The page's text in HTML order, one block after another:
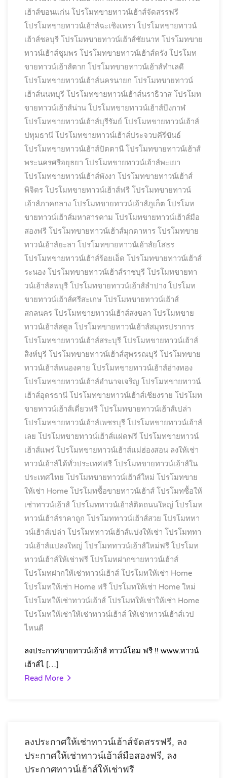
เฮ้าส์ขอนแก่น โปรโมทขายทาวน์เฮ้าส์จัดสรรฟรี
โปรโมทขายทาวน์เฮ้าส์ฉะเชิงเทรา โปรโมทขายทาวน์
เฮ้าส์ชลบุรี โปรโมทขายทาวน์เฮ้าส์ชัยนาท โปรโมทขาย
ทาวน์เฮ้าส์ชุมพร โปรโมทขายทาวน์เฮ้าส์ตรัง โปรโมท
ขายทาวน์เฮ้าส์ตาก โปรโมทขายทาวน์เฮ้าส์ทำเลดี
โปรโมทขายทาวน์เฮ้าส์นครนายก โปรโมทขายทาวน์
เฮ้าส์นนทบุรี โปรโมทขายทาวน์เฮ้าส์นราธิวาส โปรโมท
ขายทาวน์เฮ้าส์น่าน โปรโมทขายทาวน์เฮ้าส์บึงกาฬ
โปรโมทขายทาวน์เฮ้าส์บุรีรัมย์ โปรโมทขายทาวน์เฮ้าส์
ปทุมธานี โปรโมทขายทาวน์เฮ้าส์ประจวบคีรีขันธ์
โปรโมทขายทาวน์เฮ้าส์ปัตตานี โปรโมทขายทาวน์เฮ้าส์
พระนครศรีอยุธยา โปรโมทขายทาวน์เฮ้าส์พะเยา
โปรโมทขายทาวน์เฮ้าส์พังงา โปรโมทขายทาวน์เฮ้าส์
พิจิตร โปรโมทขายทาวน์เฮ้าส์ฟรี โปรโมทขายทาวน์
เฮ้าส์ภาคกลาง โปรโมทขายทาวน์เฮ้าส์ภูเก็ต โปรโมท
ขายทาวน์เฮ้าส์มหาสารคาม โปรโมทขายทาวน์เฮ้าส์มือ
สองฟรี โปรโมทขายทาวน์เฮ้าส์มุกดาหาร โปรโมทขาย
ทาวน์เฮ้าส์ยะลา โปรโมทขายทาวน์เฮ้าส์ยโสธร
โปรโมทขายทาวน์เฮ้าส์ร้อยเอ็ด โปรโมทขายทาวน์เฮ้าส์
ระนอง โปรโมทขายทาวน์เฮ้าส์ราชบุรี โปรโมทขายทา
วน์เฮ้าส์ลพบุรี โปรโมทขายทาวน์เฮ้าส์ลำปาง โปรโมท
ขายทาวน์เฮ้าส์ศรีสะเกษ โปรโมทขายทาวน์เฮ้าส์
สกลนคร โปรโมทขายทาวน์เฮ้าส์สงขลา โปรโมทขาย
ทาวน์เฮ้าส์สตูล โปรโมทขายทาวน์เฮ้าส์สมุทรปราการ
โปรโมทขายทาวน์เฮ้าส์สระบุรี โปรโมทขายทาวน์เฮ้าส์
สิงห์บุรี โปรโมทขายทาวน์เฮ้าส์สุพรรณบุรี โปรโมทขาย
ทาวน์เฮ้าส์หนองคาย โปรโมทขายทาวน์เฮ้าส์อ่างทอง
โปรโมทขายทาวน์เฮ้าส์อำนาจเจริญ โปรโมทขายทาวน์
เฮ้าส์อุดรธานี โปรโมทขายทาวน์เฮ้าส์เชียงราย โปรโมท
ขายทาวน์เฮ้าส์เดี่ยวฟรี โปรโมทขายทาวน์เฮ้าส์เปล่า
โปรโมทขายทาวน์เฮ้าส์เพชรบุรี โปรโมทขายทาวน์เฮ้าส์
เลย โปรโมทขายทาวน์เฮ้าส์แฝดฟรี โปรโมทขายทาวน์
เฮ้าส์แพร่ โปรโมทขายทาวน์เฮ้าส์แม่ฮ่องสอน ลงให้เช่า
ทาวน์เฮ้าส์ได้ทั่วประเทศฟรี โปรโมทขายทาวน์เฮ้าส์ใน
ประเทศไทย โปรโมทขายทาวน์เฮ้าส์ใหม่ โปรโมทขาย
ให้เช่า Home โปรโมทซื้อขายทาวน์เฮ้าส์ โปรโมทซื้อให้
เช่าทาวน์เฮ้าส์ โปรโมททาวน์เฮ้าส์ติดถนนใหญ่ โปรโมท
ทาวน์เฮ้าส์ราคาถูก โปรโมททาวน์เฮ้าส์สวย โปรโมททา
วน์เฮ้าส์เปล่า โปรโมททาวน์เฮ้าส์แบ่งให้เช่า โปรโมททา
วน์เฮ้าส์แปลงใหญ่ โปรโมททาวน์เฮ้าส์ใหม่ฟรี โปรโมท
ทาวน์เฮ้าส์ให้เช่าฟรี โปรโมทฝากขายทาวน์เฮ้าส์
โปรโมทฝากให้เช่าทาวน์เฮ้าส์ โปรโมทให้เช่า Home
โปรโมทให้เช่า Home ฟรี โปรโมทให้เช่า Home ใหม่
โปรโมทให้เช่าทาวน์เฮ้าส์ โปรโมทให้เช่าให้เช่า Home
โปรโมทให้เช่าให้เช่าทาวน์เฮ้าส์ ให้เช่าทาวน์เฮ้าส์เวป
ไหนดี
ลงประกาศขายทาวน์เฮ้าส์ ทาวน์โฮม ฟรี !! www.ทาวน์
เฮ้าส์ไ […]
Read More
ลงประกาศให้เช่าทาวน์เฮ้าส์จัดสรรฟรี, ลง
ประกาศให้เช่าทาวน์เฮ้าส์มือสองฟรี, ลง
ประกาศทาวน์เฮ้าส์ให้เช่าฟรี